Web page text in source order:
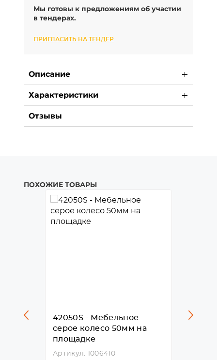
Мы готовы к предложениям об участии
в тендерах.
ПРИГЛАСИТЬ НА ТЕНДЕР
Описание
Характеристики
Отзывы
ПОХОЖИЕ ТОВАРЫ
42050S - Мебельное
серое колесо 50мм на
площадке
Артикул: 1006410